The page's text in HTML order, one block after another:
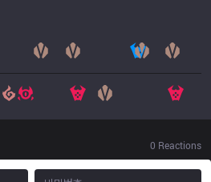
0 Reactions